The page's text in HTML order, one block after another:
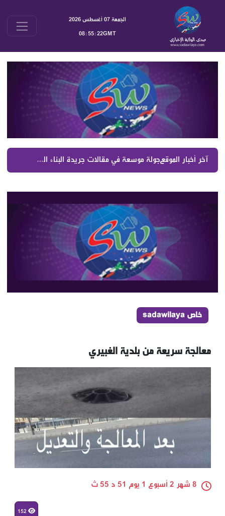
الجمعة 07 أغسطس 2026
08:55:23GMT
آخر أخبار الموقع : جولة موسعة في مقالات جريدة البناء اليوم 7 آب 2026 | أبرز التحليلات السياسية والملفات اللبنانية والإقليمية
خاص sadawilaya
معالجة سريعة من بلدية الغبيري
8 شهر 2 أسبوع 1 يوم 51 د 55 ث
152